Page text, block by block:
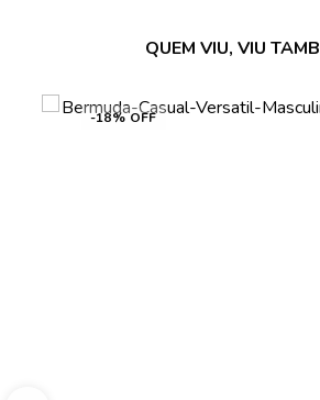
QUEM VIU, VIU
-18% OFF